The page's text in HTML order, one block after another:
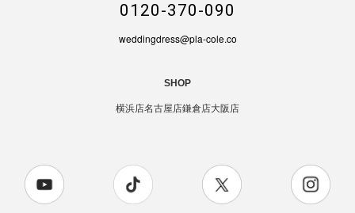
0120-370-090
weddingdress@pla-cole.co
SHOP
横浜店名古屋店鎌倉店大阪店